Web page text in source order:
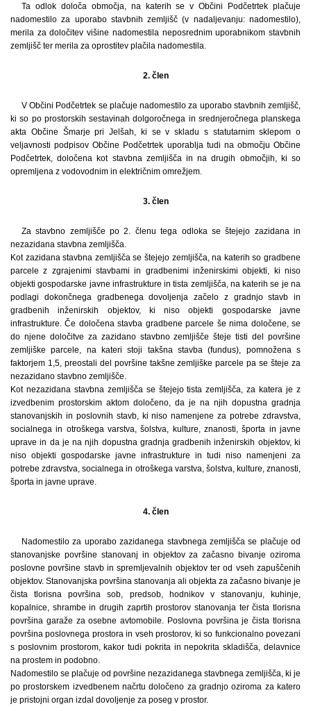
Ta odlok določa območja, na katerih se v Občini Podčetrtek plačuje
nadomestilo za uporabo stavbnih zemljišč (v nadaljevanju: nadomestilo),
merila za določitev višine nadomestila neposrednim uporabnikom stavbnih
zemljišč ter merila za oprostitev plačila nadomestila.
2. člen
V Občini Podčetrtek se plačuje nadomestilo za uporabo stavbnih zemljišč,
ki so po prostorskih sestavinah dolgoročnega in srednjeročnega planskega
akta Občine Šmarje pri Jelšah, ki se v skladu s statutarnim sklepom o
veljavnosti podpisov Občine Podčetrtek uporablja tudi na območju Občine
Podčetrtek, določena kot stavbna zemljišča in na drugih območjih, ki so
opremljena z vodovodnim in električnim omrežjem.
3. člen
Za stavbno zemljišče po 2. členu tega odloka se štejejo zazidana in
nezazidana stavbna zemljišča.
Kot zazidana stavbna zemljišča se štejejo zemljišča, na katerih so gradbene
parcele z zgrajenimi stavbami in gradbenimi inženirskimi objekti, ki niso
objekti gospodarske javne infrastrukture in tista zemljišča, na katerih se je na
podlagi dokončnega gradbenega dovoljenja začelo z gradnjo stavb in
gradbenih inženirskih objektov, ki niso objekti gospodarske javne
infrastrukture. Če določena stavba gradbene parcele še nima določene, se
do njene določitve za zazidano stavbno zemljišče šteje tisti del površine
zemljiške parcele, na kateri stoji takšna stavba (fundus), pomnožena s
faktorjem 1,5, preostali del površine takšne zemljiške parcele pa se šteje za
nezazidano stavbno zemljišče.
Kot nezazidana stavbna zemljišča se štejejo tista zemljišča, za katera je z
izvedbenim prostorskim aktom določeno, da je na njih dopustna gradnja
stanovanjskih in poslovnih stavb, ki niso namenjene za potrebe zdravstva,
socialnega in otroškega varstva, šolstva, kulture, znanosti, športa in javne
uprave in da je na njih dopustna gradnja gradbenih inženirskih objektov, ki
niso objekti gospodarske javne infrastrukture in tudi niso namenjeni za
potrebe zdravstva, socialnega in otroškega varstva, šolstva, kulture, znanosti,
športa in javne uprave.
4. člen
Nadomestilo za uporabo zazidanega stavbnega zemljišča se plačuje od
stanovanjske površine stanovanj in objektov za začasno bivanje oziroma
poslovne površine stavb in spremljevalnih objektov ter od vseh zapuščenih
objektov. Stanovanjska površina stanovanja ali objekta za začasno bivanje je
čista tlorisna površina sob, predsob, hodnikov v stanovanju, kuhinje,
kopalnice, shrambe in drugih zaprtih prostorov stanovanja ter čista tlorisna
površina garaže za osebne avtomobile. Poslovna površina je čista tlorisna
površina poslovnega prostora in vseh prostorov, ki so funkcionalno povezani
s poslovnim prostorom, kakor tudi pokrita in nepokrita skladišča, delavnice
na prostem in podobno.
Nadomestilo se plačuje od površine nezazidanega stavbnega zemljišča, ki je
po prostorskem izvedbenem načrtu določeno za gradnjo oziroma za katero
je pristojni organ izdal dovoljenje za poseg v prostor.